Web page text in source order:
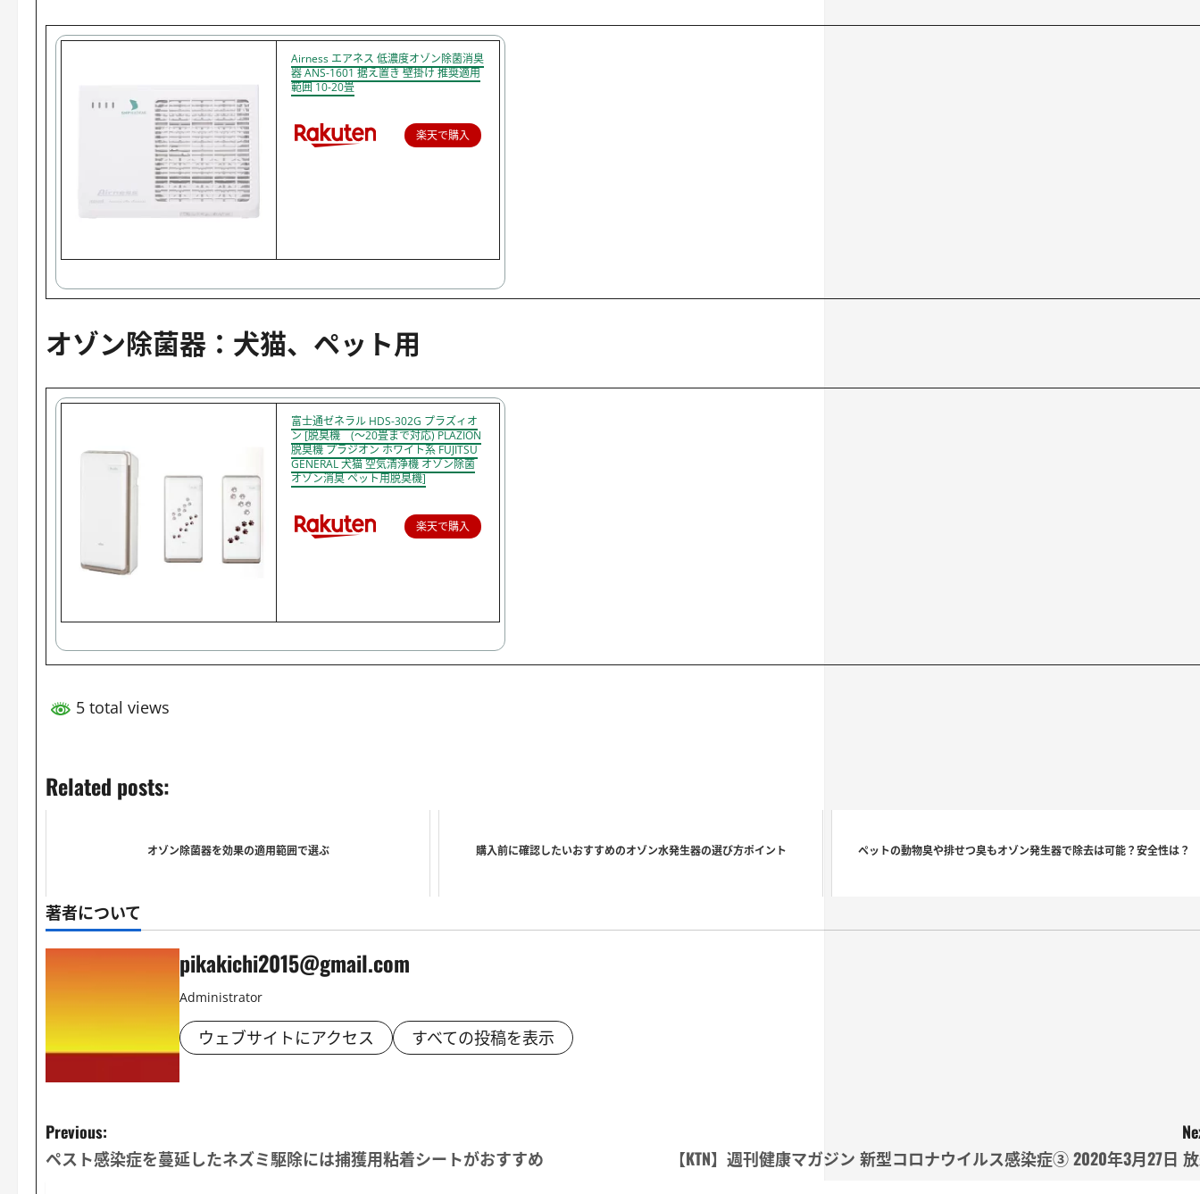
Airness エアネス 低濃度オゾン除菌消臭
器 ANS-1601 据え置き 壁掛け 推奨適用
範囲 10-20畳
楽天で購入
オゾン除菌器：犬猫、ペット用
富士通ゼネラル HDS-302G プラズィオ
ン [脱臭機 (〜20畳まで対応) PLAZION
脱臭機 プラジオン ホワイト系 FUJITSU
GENERAL 犬猫 空気清浄機 オゾン除菌
オゾン消臭 ペット用脱臭機]
楽天で購入
5 total views
Related posts:
オゾン除菌器を効果の適用範囲で選ぶ 購入前に確認したいおすすめのオゾン水発生器の選び方ポイント ペットの動物臭や排せつ臭もオゾン発生器で除去は可能？安全性は？
著者について
pikakichi2015@gmail.com
Administrator
ウェブサイトにアクセス すべての投稿を表示
P
o
Previous:
ペスト感染症を蔓延したネズミ駆除には捕獲用粘着シートがおすすめ
【KTN】週刊健康マガジン 新型コロナウイルス感染症③ 2020年3月27日